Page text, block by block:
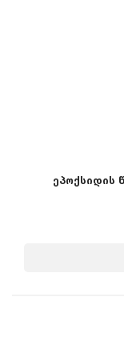
ეპოქსიდის